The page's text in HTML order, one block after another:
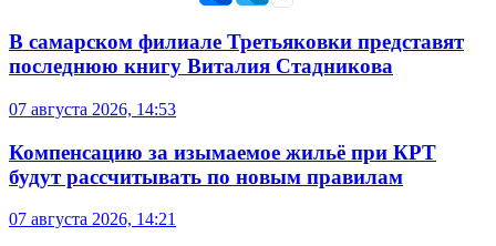
В самарском филиале Третьяковки представят
последнюю книгу Виталия Стадникова
07 августа 2026, 14:53
Компенсацию за изымаемое жильё при КРТ
будут рассчитывать по новым правилам
07 августа 2026, 14:21